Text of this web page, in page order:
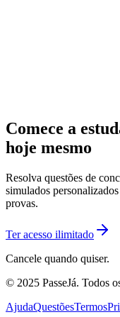
Comece a
hoje mesmo
Resolva questões de
simulados
provas.
Ter acesso ilimitado
Cancele quando quiser.
© 2025 PasseJá. Todos
AjudaQuestõesTermos